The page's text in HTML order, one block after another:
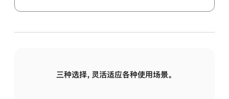
三种选择，灵活适应各种使用场景。